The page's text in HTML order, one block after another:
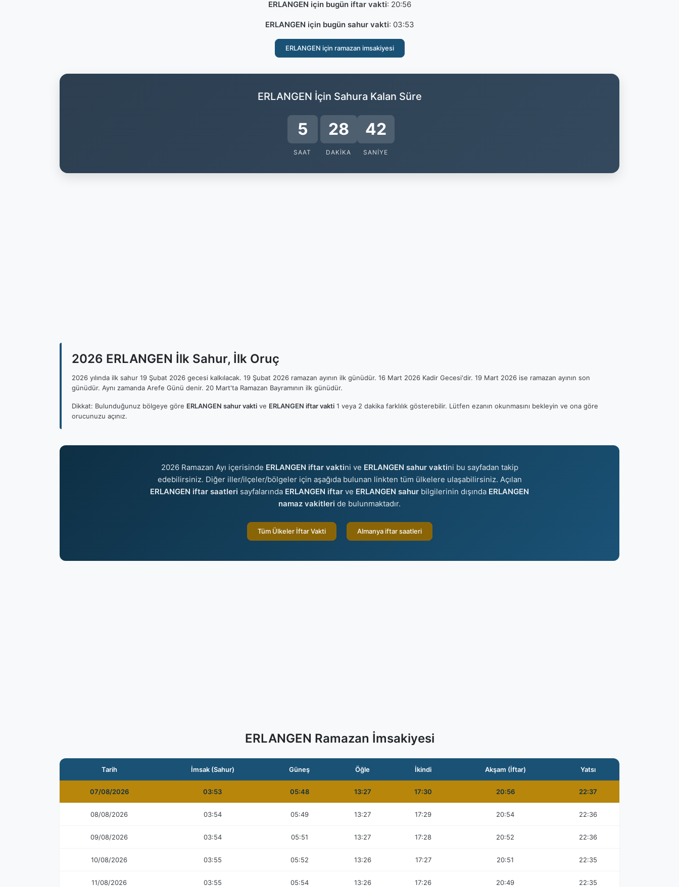
ERLANGEN için bugün iftar vakti: 20:56
ERLANGEN için bugün sahur vakti: 03:53
ERLANGEN için ramazan imsakiyesi
ERLANGEN İçin Sahura Kalan Süre
5
SAAT
28
DAKIKA
42
SANIYE
2026 ERLANGEN İlk Sahur, İlk Oruç
2026 yılında ilk sahur 19 Şubat 2026 gecesi kalkılacak. 19 Şubat 2026 ramazan ayının ilk günüdür. 16 Mart 2026 Kadir Gecesi'dir. 19 Mart 2026 ise ramazan ayının son
günüdür. Aynı zamanda Arefe Günü denir. 20 Mart'ta Ramazan Bayramının ilk günüdür.
Dikkat: Bulunduğunuz bölgeye göre ERLANGEN sahur vakti ve ERLANGEN iftar vakti 1 veya 2 dakika farklılık gösterebilir. Lütfen ezanın okunmasını bekleyin ve ona göre
orucunuzu açınız.
2026 Ramazan Ayı içerisinde ERLANGEN iftar vaktini ve ERLANGEN sahur vaktini bu sayfadan takip
edebilirsiniz. Diğer iller/ilçeler/bölgeler için aşağıda bulunan linkten tüm ülkelere ulaşabilirsiniz. Açılan
ERLANGEN iftar saatleri sayfalarında ERLANGEN iftar ve ERLANGEN sahur bilgilerinin dışında ERLANGEN
namaz vakitleri de bulunmaktadır.
Tüm Ülkeler İftar Vakti Almanya iftar saatleri
ERLANGEN Ramazan İmsakiyesi
Tarih İmsak (Sahur) Güneş Öğle İkindi Akşam (İftar) Yatsı
07/08/2026 03:53 05:48 13:27 17:30 20:56 22:37
08/08/2026 03:54 05:49 13:27 17:29 20:54 22:36
09/08/2026 03:54 05:51 13:27 17:28 20:52 22:36
10/08/2026 03:55 05:52 13:26 17:27 20:51 22:35
11/08/2026 03:55 05:54 13:26 17:26 20:49 22:35